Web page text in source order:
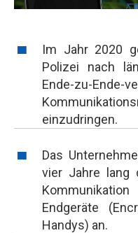
Im Jahr 2020
Polizei nach
Ende-zu-Ende-
einzudringen.
Das
vier Jahre lang
Endgeräte
Handys) an.